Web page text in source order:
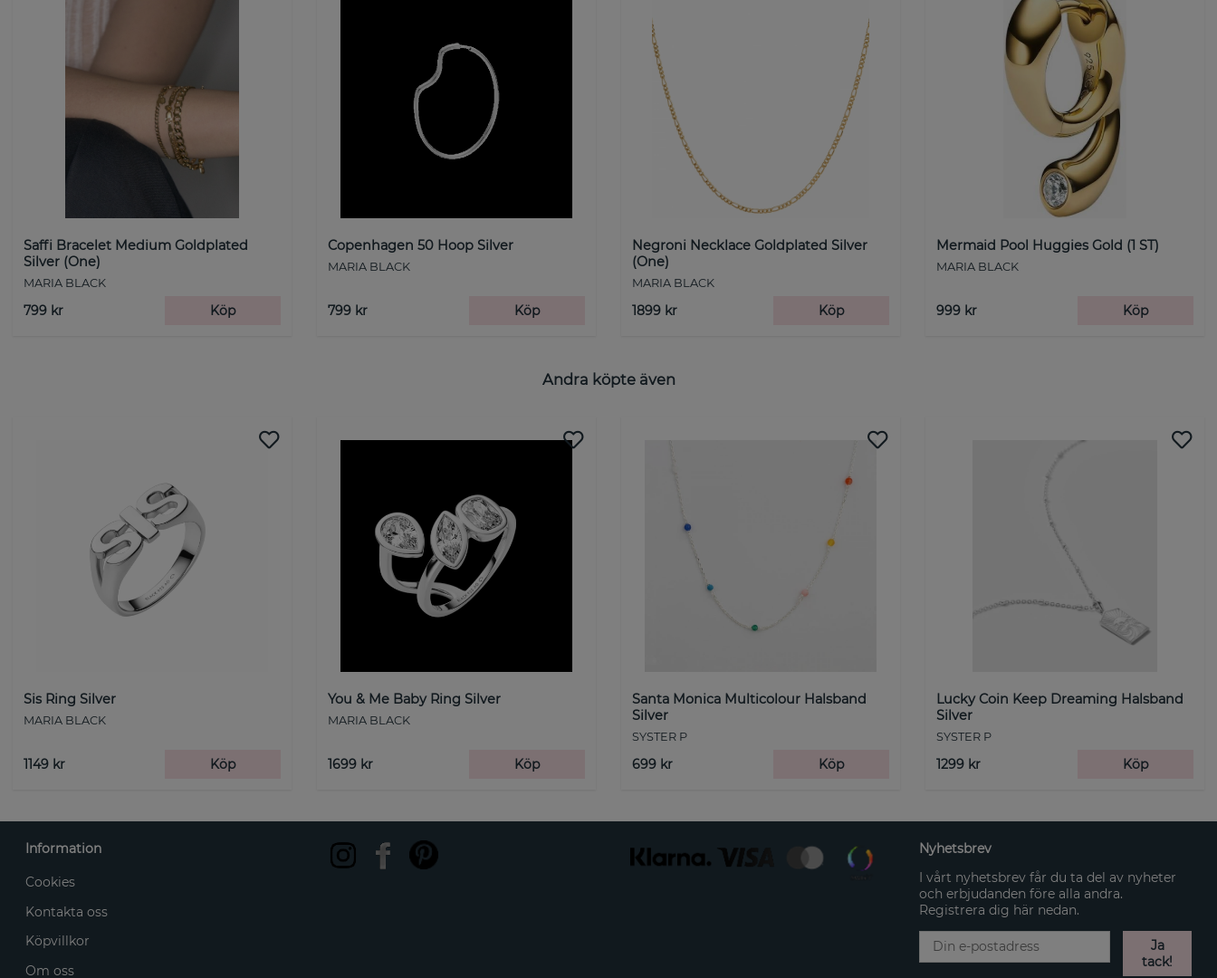
Saffi Bracelet Medium Goldplated
Silver (One)
MARIA BLACK
799 kr Köp
Copenhagen 50 Hoop Silver
MARIA BLACK
799 kr Köp
Negroni Necklace Goldplated Silver
(One)
MARIA BLACK
1899 kr Köp
Mermaid Pool Huggies Gold (1 ST)
MARIA BLACK
999 kr Köp
Andra köpte även
Sis Ring Silver
MARIA BLACK
1149 kr Köp
You & Me Baby Ring Silver
MARIA BLACK
1699 kr Köp
Santa Monica Multicolour Halsband
Silver
SYSTER P
699 kr Köp
Lucky Coin Keep Dreaming Halsband
Silver
SYSTER P
1299 kr Köp
Information
Cookies
Kontakta oss
Köpvillkor
Om oss
Nyhetsbrev
I vårt nyhetsbrev får du ta del av nyheter
och erbjudanden före alla andra.
Registrera dig här nedan.
Ja
tack!